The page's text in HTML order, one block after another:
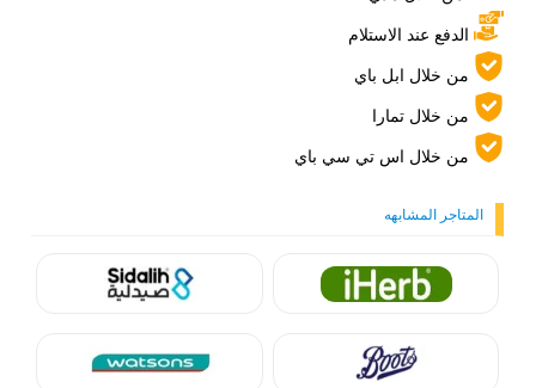
الدفع عند الاستلام
من خلال ابل باي
من خلال تمارا
من خلال اس تي سي باي
المتاجر المشابهه